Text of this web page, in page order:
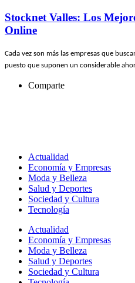
Stocknet Valles: Los
Online
Cada vez son más las empresas que
puesto que suponen un considerable
Comparte
Actualidad
Economía y Empresas
Moda y Belleza
Salud y Deportes
Sociedad y Cultura
Tecnología
Actualidad
Economía y Empresas
Moda y Belleza
Salud y Deportes
Sociedad y Cultura